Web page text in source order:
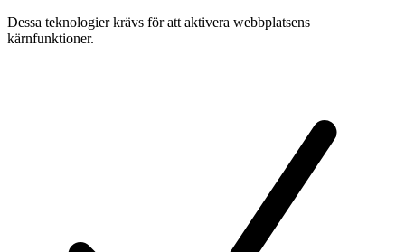
Dessa teknologier krävs för att aktivera webbplatsens
kärnfunktioner.